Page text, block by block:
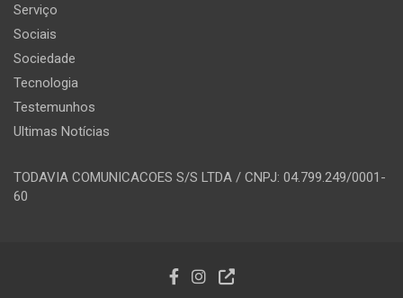
Serviço
Sociais
Sociedade
Tecnologia
Testemunhos
Ultimas Notícias
TODAVIA COMUNICACOES S/S LTDA / CNPJ: 04.799.249/0001-
60